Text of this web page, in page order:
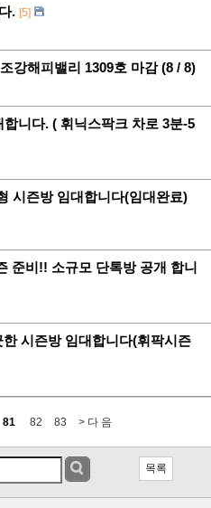
. [5]
강해피밸리 1309호 마감 (8 / 8)
니다. ( 휘닉스팍크 차로 3분-5
시즌방 임대합니다(임대완료)
준비!! 소규모 단톡방 공개 합니
시즌방 임대합니다(휘팍시즌
81 82 83 > 다 음
목록